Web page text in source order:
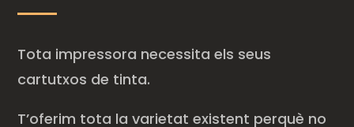
Tota impressora necessita els seus
cartutxos de tinta.
T’oferim tota la varietat existent perquè no